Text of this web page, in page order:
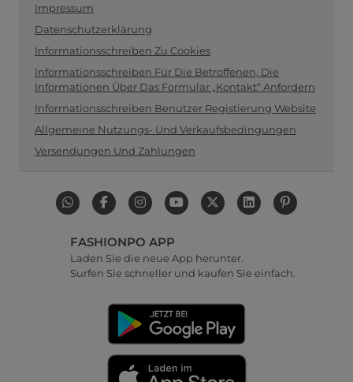
Impressum
Datenschutzerklärung
Informationsschreiben Zu Cookies
Informationsschreiben Für Die Betroffenen, Die
Informationen Über Das Formular „Kontakt“ Anfordern
Informationsschreiben Benutzer Registierung Website
Allgemeine Nutzungs- Und Verkaufsbedingungen
Versendungen Und Zahlungen
FASHIONPO APP
Laden Sie die neue App herunter.
Surfen Sie schneller und kaufen Sie einfach.